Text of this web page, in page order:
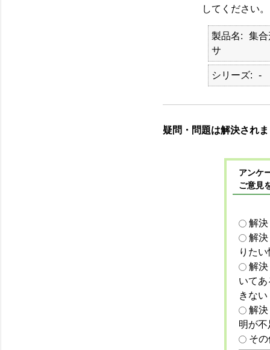
してください。
製品名
集
サ
シリーズ -
疑問・問題は解決され
アンケ
ご意見
解
解
りた
解
いて
きない
解
明が
そ